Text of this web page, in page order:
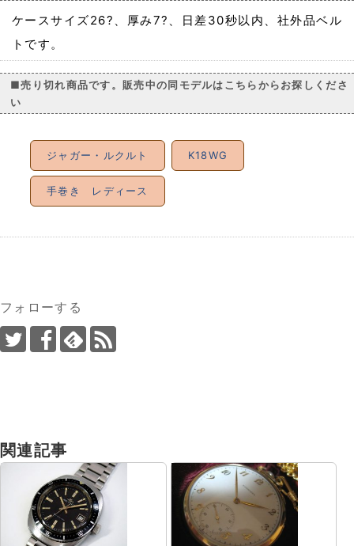
ケースサイズ26?、厚み7?、日差30秒以内、社外品ベル
トです。
■売り切れ商品です。販売中の同モデルはこちらからお探しくださ
い
ジャガー・ルクルト K18WG
手巻き レディース
フォローする
関連記事